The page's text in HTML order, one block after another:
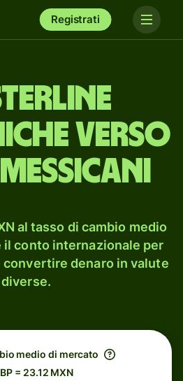
Registrati
verso
al tasso di cambio medio
il conto internazionale per
convertire denaro in valute
diverse.
medio di mercato
= 23.12 MXN